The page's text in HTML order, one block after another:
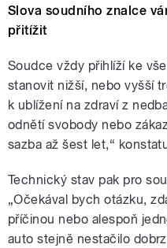
Slova soudního znalce
přitížit
Soudce vždy přihlíží ke
stanovit nižší, nebo vyšší
k ublížení na zdraví z
odnětí svobody nebo
sazba až šest let,“
Technický stav pak pro
„Očekával bych otázku,
příčinou nebo alespoň
auto stejně nestačilo